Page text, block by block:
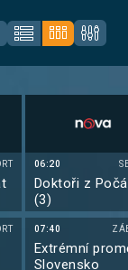
06:20
Doktoři z
(3)
07:40
Extrémní
Slovensko